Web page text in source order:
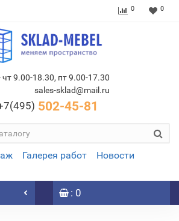
0 0
чт 9.00-18.30, пт 9.00-17.30
sales-sklad@mail.ru
502-45-81
Галерея работ
Новости
: 0